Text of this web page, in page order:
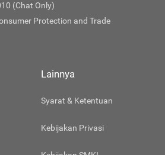
(Chat Only)
Protection and Trade
Lainnya
Syarat & Ketentuan
Kebijakan Privasi